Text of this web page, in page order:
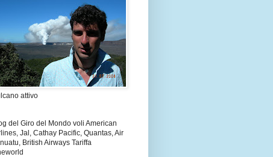
attivo
del Giro del Mondo voli American
Jal, Cathay Pacific, Quantas, Air
British Airways Tariffa